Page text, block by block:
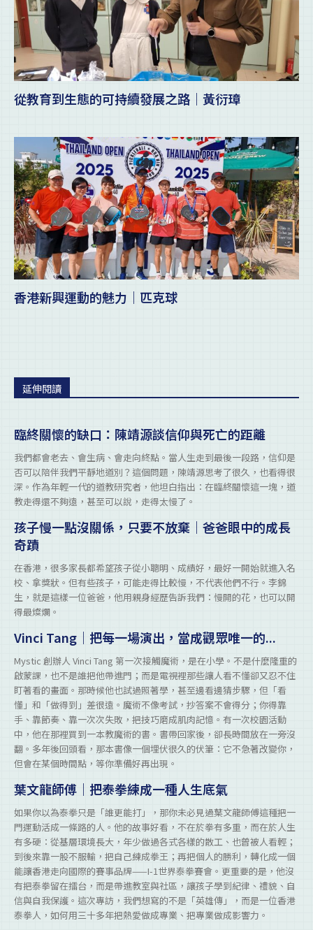
從教育到生態的可持續發展之路｜黃衍璋
香港新興運動的魅力｜匹克球
延伸閱讀
臨終關懷的缺口：陳靖源談信仰與死亡的距離
我們都會老去、會生病、會走向終點。當人生走到最後一段路，信仰是
否可以陪伴我們平靜地道別？這個問題，陳靖源思考了很久，也看得很
深。作為年輕一代的道教研究者，他坦白指出：在臨終關懷這一塊，道
教走得還不夠遠，甚至可以說，走得太慢了。
孩子慢一點沒關係，只要不放棄｜爸爸眼中的成長
奇蹟
在香港，很多家長都希望孩子從小聰明、成績好，最好一開始就進入名
校、拿獎狀。但有些孩子，可能走得比較慢，不代表他們不行。李錦
生，就是這樣一位爸爸，他用親身經歷告訴我們：慢開的花，也可以開
得最燦爛。
Vinci Tang｜把每一場演出，當成觀眾唯一的...
Mystic 創辦人 Vinci Tang 第一次接觸魔術，是在小學。不是什麼隆重的
啟蒙課，也不是誰把他帶進門；而是電視裡那些讓人看不懂卻又忍不住
盯著看的畫面。那時候他也試過照著學，甚至邊看邊猜步驟，但「看
懂」和「做得到」差很遠。魔術不像考試，抄答案不會得分；你得靠
手、靠節奏、靠一次次失敗，把技巧磨成肌肉記憶。有一次校園活動
中，他在那裡買到一本教魔術的書。書帶回家後，卻長時間放在一旁沒
翻。多年後回頭看，那本書像一個埋伏很久的伏筆：它不急著改變你，
但會在某個時間點，等你準備好再出現。
葉文龍師傅｜把泰拳練成一種人生底氣
如果你以為泰拳只是「誰更能打」，那你未必見過葉文龍師傅這種把一
門運動活成一條路的人。他的故事好看，不在於拳有多重，而在於人生
有多硬：從基層環境長大，年少做過各式各樣的散工、也曾被人看輕；
到後來靠一股不服輸，把自己練成拳王；再把個人的勝利，轉化成一個
能讓香港走向國際的賽事品牌——I-1世界泰拳賽會。更重要的是，他沒
有把泰拳留在擂台，而是帶進教室與社區，讓孩子學到紀律、禮貌、自
信與自我保護。這次專訪，我們想寫的不是「英雄傳」，而是一位香港
泰拳人，如何用三十多年把熱愛做成專業、把專業做成影響力。